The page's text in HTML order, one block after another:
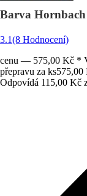
Barva
3.1(8 Hodnocení)
cenu — 575,00 Kč *
přepravu za ks575,00
Odpovídá 115,00 Kč